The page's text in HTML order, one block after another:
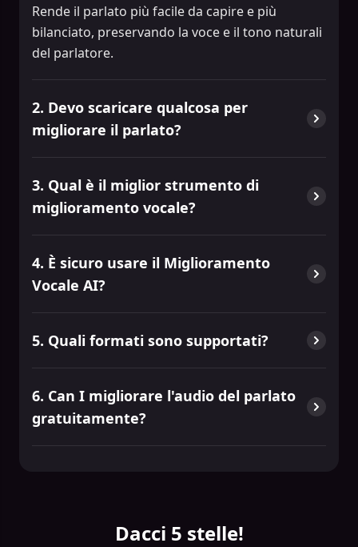
Rende il parlato più facile da capire e più
bilanciato, preservando la voce e il tono naturali
del parlatore.
2. Devo scaricare qualcosa per
migliorare il parlato?
3. Qual è il miglior strumento di
miglioramento vocale?
4. È sicuro usare il Miglioramento
Vocale AI?
5. Quali formati sono supportati?
6. Can I migliorare l'audio del parlato
gratuitamente?
Dacci 5 stelle!